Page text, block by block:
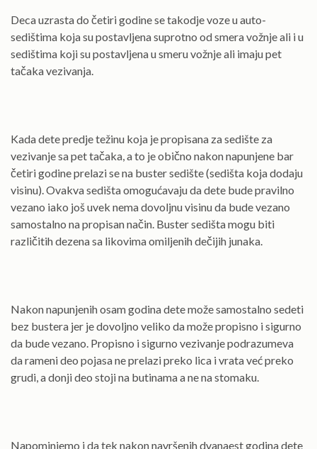
Deca uzrasta do četiri godine se takodje voze u auto-
sedištima koja su postavljena suprotno od smera vožnje ali i u
sedištima koji su postavljena u smeru vožnje ali imaju pet
tačaka vezivanja.
Kada dete predje težinu koja je propisana za sedište za
vezivanje sa pet tačaka, a to je obično nakon napunjene bar
četiri godine prelazi se na buster sedište (sedišta koja dodaju
visinu). Ovakva sedišta omogućavaju da dete bude pravilno
vezano iako još uvek nema dovoljnu visinu da bude vezano
samostalno na propisan način. Buster sedišta mogu biti
različitih dezena sa likovima omiljenih dečijih junaka.
Nakon napunjenih osam godina dete može samostalno sedeti
bez bustera jer je dovoljno veliko da može propisno i sigurno
da bude vezano. Propisno i sigurno vezivanje podrazumeva
da rameni deo pojasa ne prelazi preko lica i vrata već preko
grudi, a donji deo stoji na butinama a ne na stomaku.
Napominjemo i da tek nakon navršenih dvanaest godina dete